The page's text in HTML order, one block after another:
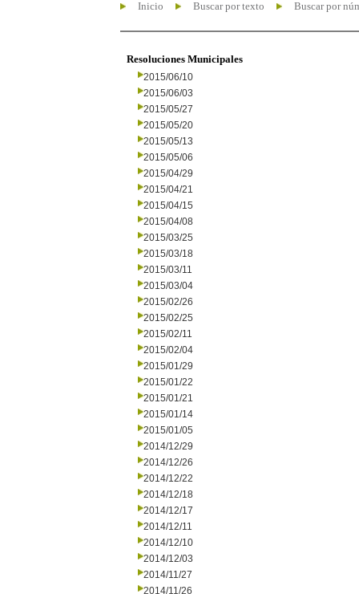
Inicio Buscar por texto Buscar por
Resoluciones Municipales
2015/06/10
2015/06/03
2015/05/27
2015/05/20
2015/05/13
2015/05/06
2015/04/29
2015/04/21
2015/04/15
2015/04/08
2015/03/25
2015/03/18
2015/03/11
2015/03/04
2015/02/26
2015/02/25
2015/02/11
2015/02/04
2015/01/29
2015/01/22
2015/01/21
2015/01/14
2015/01/05
2014/12/29
2014/12/26
2014/12/22
2014/12/18
2014/12/17
2014/12/11
2014/12/10
2014/12/03
2014/11/27
2014/11/26